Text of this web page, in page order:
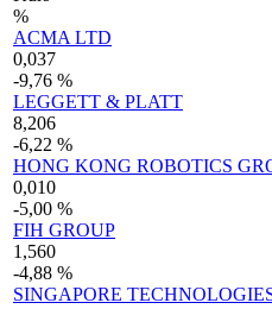
%
ACMA LTD
0,037
-9,76 %
LEGGETT & PLATT
8,206
-6,22 %
HONG KONG ROBOTICS
0,010
-5,00 %
FIH GROUP
1,560
-4,88 %
SINGAPORE